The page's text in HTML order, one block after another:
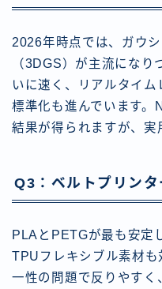
2026年時点では、ガウ
（3DGS）が主流になり
いに速く、リアルタイ
標準化も進んでいます。
結果が得られますが、実
Q3：ベルトプリンタ
PLAとPETGが最も安定
TPUフレキシブル素材
一性の問題で反りやすく